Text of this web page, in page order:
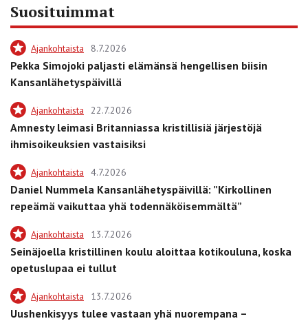
Suosituimmat
Ajankohtaista 8.7.2026
Pekka Simojoki paljasti elämänsä hengellisen biisin
Kansanlähetyspäivillä
Ajankohtaista 22.7.2026
Amnesty leimasi Britanniassa kristillisiä järjestöjä
ihmisoikeuksien vastaisiksi
Ajankohtaista 4.7.2026
Daniel Nummela Kansanlähetyspäivillä: ”Kirkollinen
repeämä vaikuttaa yhä todennäköisemmältä”
Ajankohtaista 13.7.2026
Seinäjoella kristillinen koulu aloittaa kotikouluna, koska
opetuslupaa ei tullut
Ajankohtaista 13.7.2026
Uushenkisyys tulee vastaan yhä nuorempana –